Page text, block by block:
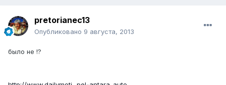
pretorianec13
Опубликовано 9 августа, 2013
было не !?